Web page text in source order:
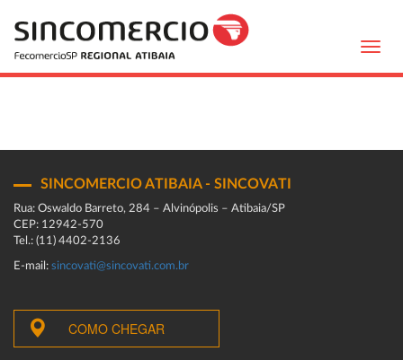
SINCOMERCIO ATIBAIA - SINCOVATI
Rua: Oswaldo Barreto, 284 – Alvinópolis – Atibaia/SP
CEP: 12942-570
Tel.: (11) 4402-2136
E-mail: sincovati@sincovati.com.br
COMO CHEGAR